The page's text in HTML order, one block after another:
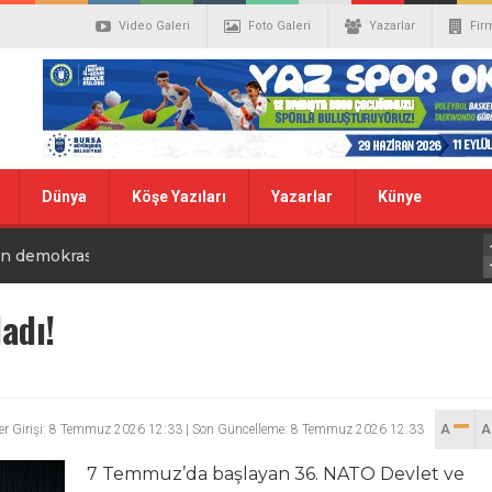
Video Galeri Foto Galeri Yazarlar
Dünya Köşe Yazıları Yazarlar Künye
24 Temmuz Açıklaması: “24 Temmuz, Basın
demokrasinin güvencesidir
FESTİVALİ GÖRKEMLİ BİR AÇILIŞLA BAŞLADI
BİBA VE VARANK’TAN
Girişi: 8 Temmuz 2026 12:33 | Son Güncelleme: 8 Temmuz 2026 12:33 A
A
7 Temmuz’da başlayan 36. NATO Devlet ve